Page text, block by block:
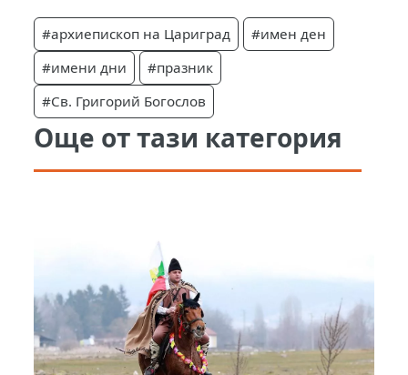
#архиепископ на Цариград
#имен ден
#имени дни
#празник
#Св. Григорий Богослов
Още от тази категория